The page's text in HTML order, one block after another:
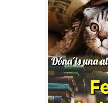
ACTIVITATS
"Ara ve Nadal"
tradicional
22 Desembre 2025